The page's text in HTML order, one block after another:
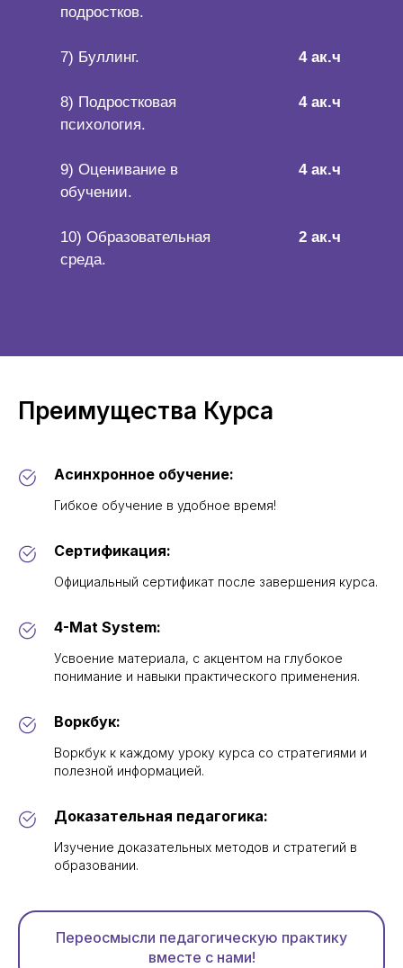
подростков.
7) Буллинг.
8) Подростковая
психология.
9) Оценивание в
обучении.
10) Образовательная
среда.
4 ак.ч
4 ак.ч
4 ак.ч
2 ак.ч
Преимущества Курса
Асинхронное обучение:
Гибкое обучение в удобное время!
Сертификация:
Официальный сертификат после завершения курса.
4-Mat System:
Усвоение материала, с акцентом на глубокое
понимание и навыки практического применения.
Воркбук:
Воркбук к каждому уроку курса со стратегиями и
полезной информацией.
Доказательная педагогика:
Изучение доказательных методов и стратегий в
образовании.
Переосмысли педагогическую практику
вместе с нами!